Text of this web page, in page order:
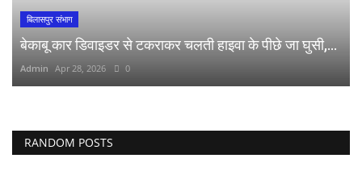
बिलासपुर संभाग
बेकाबू कार डिवाइडर से टकराकर चलती हाइवा के पीछे जा घुसी,...
Admin Apr 28, 2026 0
RANDOM POSTS